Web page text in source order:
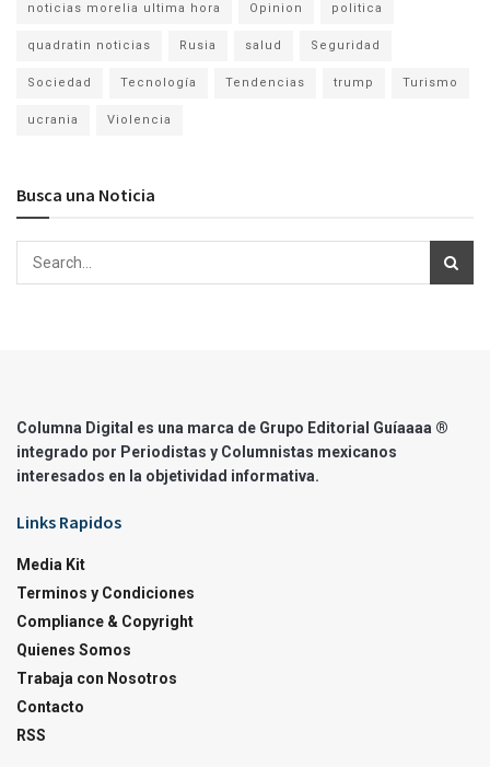
noticias morelia ultima hora Opinion politica
quadratin noticias Rusia salud Seguridad
Sociedad Tecnología Tendencias trump Turismo
ucrania Violencia
Busca una Noticia
Columna Digital es una marca de Grupo Editorial Guíaaaa ®
integrado por Periodistas y Columnistas mexicanos
interesados en la objetividad informativa.
Links Rapidos
Media Kit
Terminos y Condiciones
Compliance & Copyright
Quienes Somos
Trabaja con Nosotros
Contacto
RSS